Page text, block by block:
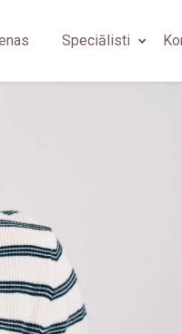
Speciālisti